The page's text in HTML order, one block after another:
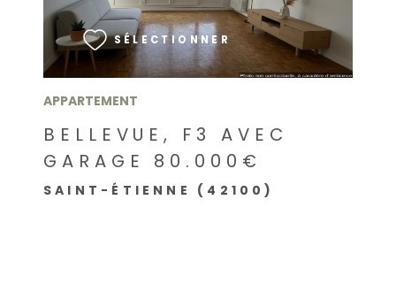
APPARTEMENT
BELLEVUE, F3 AVEC
GARAGE 80.000€
SAINT-ÉTIENNE (42100)
SÉLECTIONNER